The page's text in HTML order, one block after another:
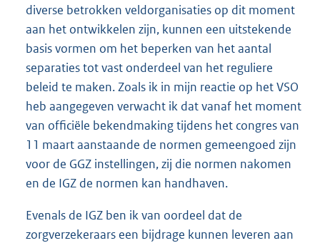
diverse betrokken veldorganisaties op dit moment
aan het ontwikkelen zijn, kunnen een uitstekende
basis vormen om het beperken van het aantal
separaties tot vast onderdeel van het reguliere
beleid te maken. Zoals ik in mijn reactie op het VSO
heb aangegeven verwacht ik dat vanaf het moment
van officiële bekendmaking tijdens het congres van
11 maart aanstaande de normen gemeengoed zijn
voor de GGZ instellingen, zij die normen nakomen
en de IGZ de normen kan handhaven.
Evenals de IGZ ben ik van oordeel dat de
zorgverzekeraars een bijdrage kunnen leveren aan